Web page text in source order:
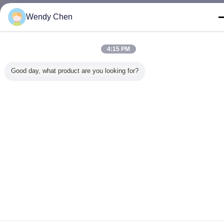
Wendy Chen
4:15 PM
Good day, what product are you looking for?